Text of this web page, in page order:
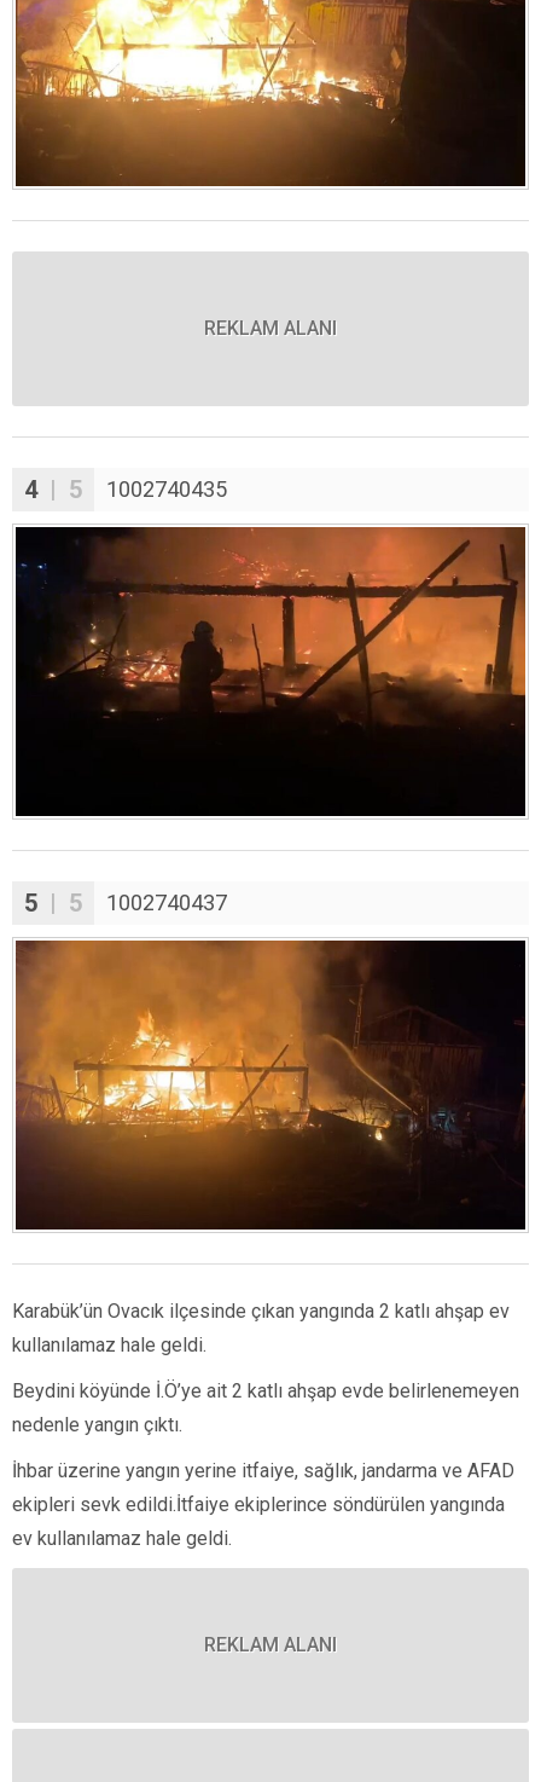
REKLAM ALANI
4| 5 1002740435
5 | 5 1002740437
Karabük’ün Ovacık ilçesinde çıkan yangında 2 katlı ahşap ev
kullanılamaz hale geldi.
Beydini köyünde İ.Ö’ye ait 2 katlı ahşap evde belirlenemeyen
nedenle yangın çıktı.
İhbar üzerine yangın yerine itfaiye, sağlık, jandarma ve AFAD
ekipleri sevk edildi.İtfaiye ekiplerince söndürülen yangında
ev kullanılamaz hale geldi.
REKLAM ALANI